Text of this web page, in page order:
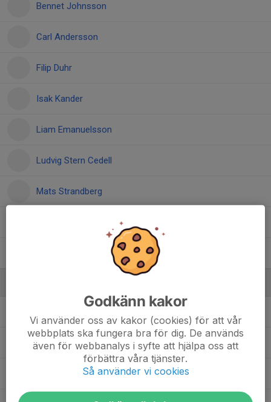
Bennet Johnsson
Carl Andersson
Filip Duhr
Isak Kander
Liam Emanuelsson
Ludvig Stern Cedell
Mats Strandberg
Henrik StridhAssisterande Tränare
Mikael ArnessonAssisterande Tränare
Godkänn kakor
Vi använder oss av kakor (cookies) för att vår
webbplats ska fungera bra för dig. De används
även för webbanalys i syfte att hjälpa oss att
förbättra våra tjänster.
Så använder vi cookies